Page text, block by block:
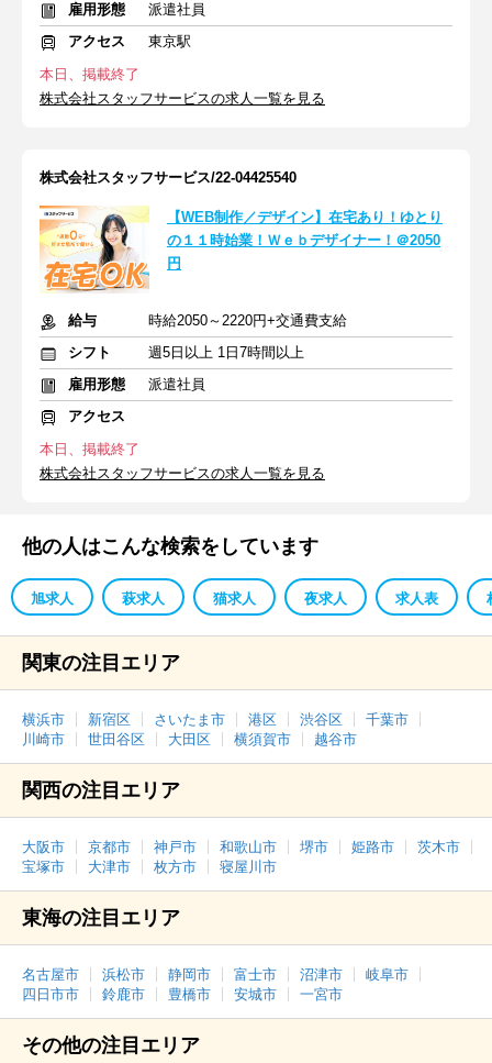
雇用形態
派遣社員
アクセス
東京駅
本日、掲載終了
株式会社スタッフサービスの求人一覧を見る
株式会社スタッフサービス/22-04425540
【WEB制作／デザイン】在宅あり！ゆとり
の１１時始業！Ｗｅｂデザイナー！＠2050
円
給与
時給2050～2220円+交通費支給
シフト
週5日以上 1日7時間以上
雇用形態
派遣社員
アクセス
本日、掲載終了
株式会社スタッフサービスの求人一覧を見る
他の人はこんな検索をしています
旭求人 萩求人 猫求人 夜求人 求人表
関東の注目エリア
横浜市 新宿区 さいたま市 港区 渋谷区
千葉市
川崎市
世田谷区 大田区 横須賀市 越谷市
関西の注目エリア
大阪市 京都市 神戸市 和歌山市 堺市 姫路市
茨木市
宝塚市
大津市 枚方市 寝屋川市
東海の注目エリア
名古屋市 浜松市 静岡市 富士市 沼津市
岐阜市
四日市市
鈴鹿市 豊橋市 安城市 一宮市
その他の注目エリア